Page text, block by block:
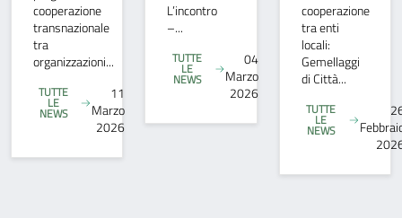
cooperazione
transnazionale
tra
organizzazioni...
TUTTE
LE
NEWS
11
Marzo
2026
L’incontro
–...
TUTTE
LE
NEWS
04
Marzo
2026
cooperazione
tra enti
locali:
Gemellaggi
di Città...
TUTTE
LE
NEWS